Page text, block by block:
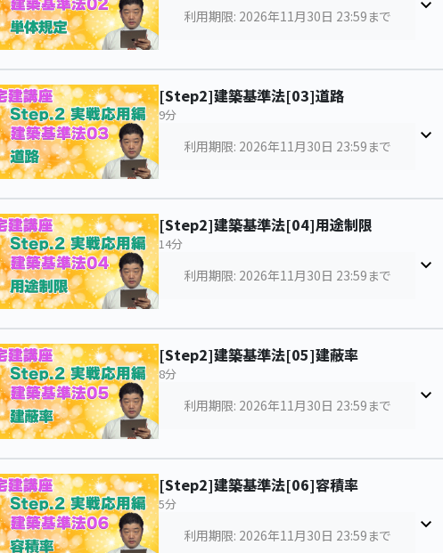
利用期限: 2026年11月30日 23:59まで
[Step2]建築基準法[03]道路
9分
利用期限: 2026年11月30日 23:59まで
[Step2]建築基準法[04]用途制限
14分
利用期限: 2026年11月30日 23:59まで
[Step2]建築基準法[05]建蔽率
8分
利用期限: 2026年11月30日 23:59まで
[Step2]建築基準法[06]容積率
5分
利用期限: 2026年11月30日 23:59まで